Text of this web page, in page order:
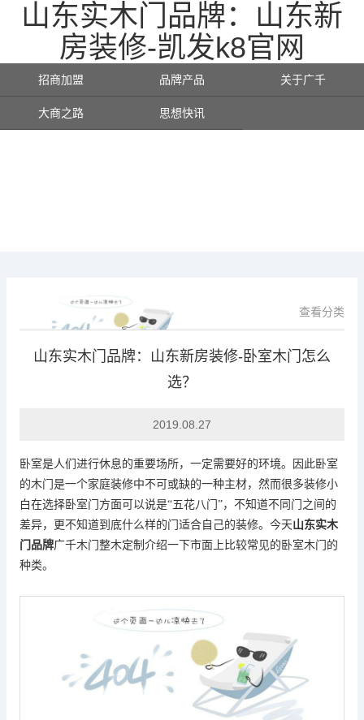
山东实木门品牌：山东新
房装修-凯发k8官网
招商加盟 品牌产品 关于广千
大商之路 思想快讯
查看分类
山东实木门品牌：山东新房装修-卧室木门怎么
选？
2019.08.27
卧室是人们进行休息的重要场所，一定需要好的环境。因此卧室
的木门是一个家庭装修中不可或缺的一种主材， 然而很多装修小
白在选择卧室门 方面 可以说是“五花八门”，不知道不同门之间的
差异，
更不知道到底什么样的门适合自己的装修。今天山东实木
门品牌广千木门 整木定制 介绍一下市面上比较常见的卧室木门的
种类。